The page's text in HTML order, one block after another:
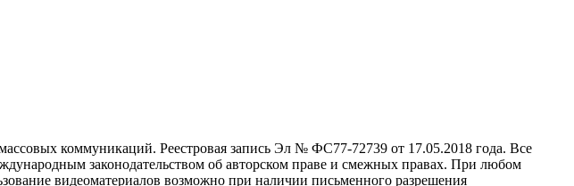
коммуникаций. Реестровая запись Эл № ФС77-72739 от 17.05.2018 года. Все
законодательством об авторском праве и смежных правах. При любом
видеоматериалов возможно при наличии письменного разрешения